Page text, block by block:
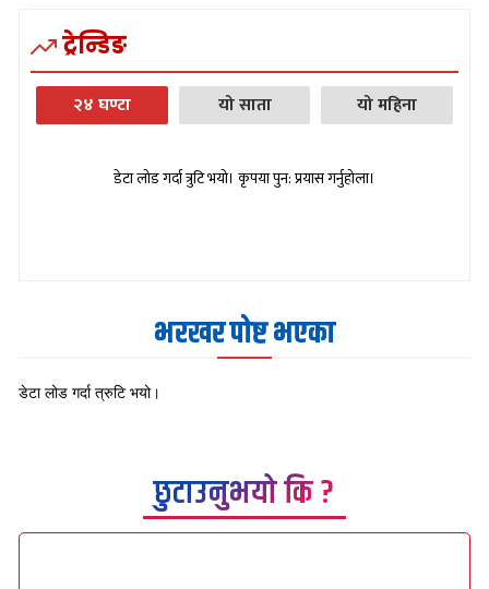
ट्रेन्डिङ
२४ घण्टा यो साता यो महिना
डेटा लोड गर्दा त्रुटि भयो। कृपया पुन: प्रयास गर्नुहोला।
भरखर पोष्ट भएका
डेटा लोड गर्दा त्रुटि भयो।
छुटाउनुभयो कि ?